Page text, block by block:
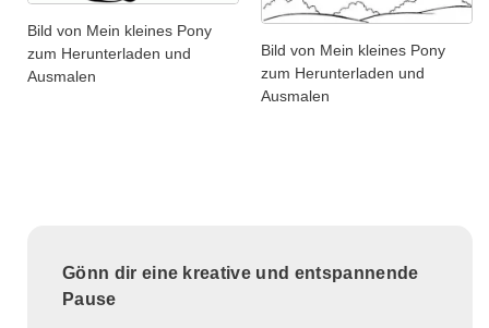
Bild von Mein kleines Pony
zum Herunterladen und
Ausmalen
Bild von Mein kleines Pony
zum Herunterladen und
Ausmalen
Gönn dir eine kreative und entspannende
Pause